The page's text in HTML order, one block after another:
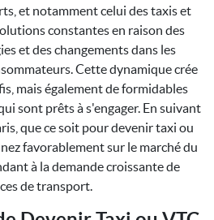
et notamment celui des taxis et
constantes en raison des
et des changements dans les
Cette dynamique crée
mais également de formidables
sont prêts à s'engager. En suivant
que ce soit pour devenir taxi ou
favorablement sur le marché du
à la demande croissante de
de transport.